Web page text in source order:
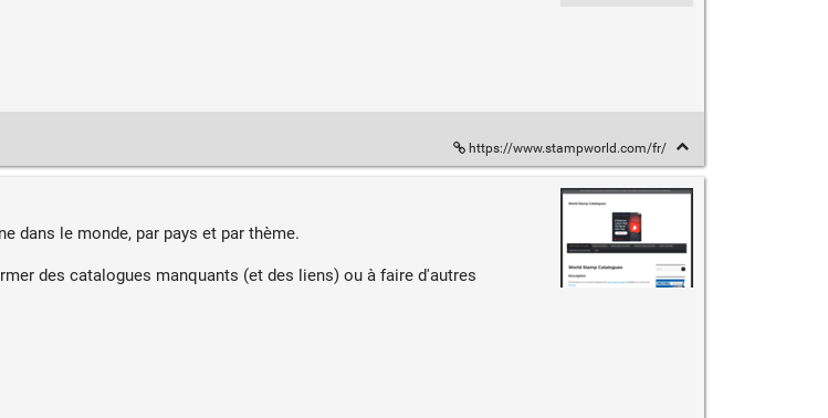
https://www.stampworld.com/fr/
dans le monde, par pays et par thème.
des catalogues manquants (et des liens) ou à faire d'autres